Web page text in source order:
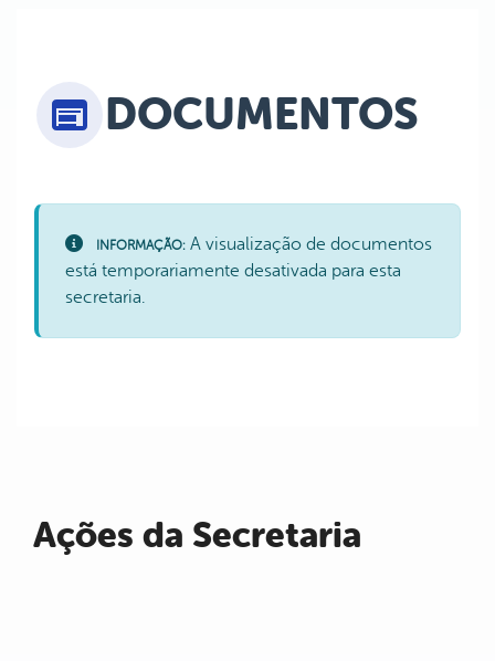
DOCUMENTOS
INFORMAÇÃO: A visualização de documentos
está temporariamente desativada para esta
secretaria.
Ações da Secretaria